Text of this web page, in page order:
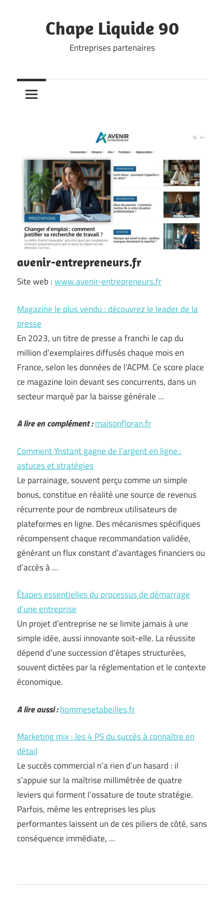
Chape Liquide 90
Entreprises partenaires
avenir-entrepreneurs.fr
Site web :www.avenir-entrepreneurs.fr
Magazine le plus vendu : découvrez le leader de la
presse
En 2023, un titre de presse a franchi le cap du
million d’exemplaires diffusés chaque mois en
France, selon les données de l’ACPM. Ce score place
ce magazine loin devant ses concurrents, dans un
secteur marqué par la baisse générale …
A lire en complément :maisonfloran.fr
Comment Ynstant gagne de l’argent en ligne :
astuces et stratégies
Le parrainage, souvent perçu comme un simple
bonus, constitue en réalité une source de revenus
récurrente pour de nombreux utilisateurs de
plateformes en ligne. Des mécanismes spécifiques
récompensent chaque recommandation validée,
générant un flux constant d’avantages financiers ou
d’accès à …
Étapes essentielles du processus de démarrage
d’une entreprise
Un projet d’entreprise ne se limite jamais à une
simple idée, aussi innovante soit-elle. La réussite
dépend d’une succession d’étapes structurées,
souvent dictées par la réglementation et le contexte
économique.
A lire aussi :hommesetabeilles.fr
Marketing mix : les 4 PS du succès à connaître en
détail
Le succès commercial n’a rien d’un hasard : il
s’appuie sur la maîtrise millimétrée de quatre
leviers qui forment l’ossature de toute stratégie.
Parfois, même les entreprises les plus
performantes laissent un de ces piliers de côté, sans
conséquence immédiate, …